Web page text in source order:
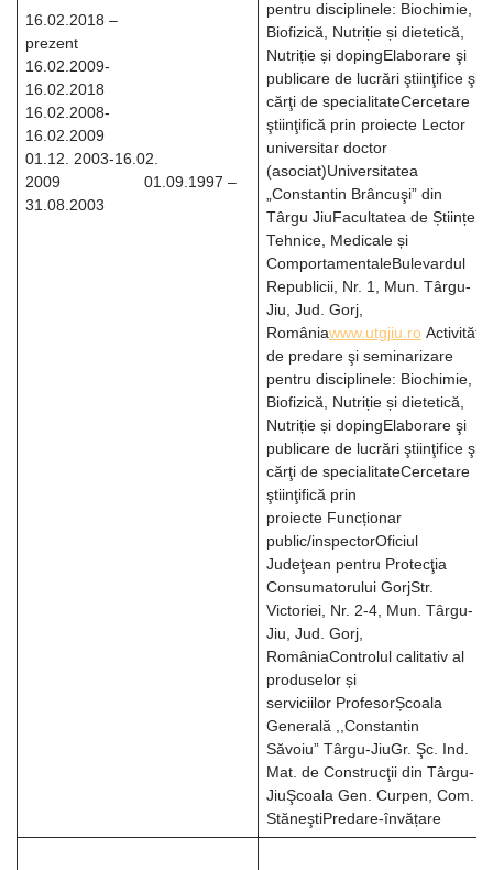
16.02.2018 –
prezent
16.02.2009-
16.02.2018
16.02.2008-
16.02.2009
01.12. 2003-16.02.
2009 01.09.1997 –
31.08.2003
pentru disciplinele: Biochimie,
Biofizică, Nutriție și dietetică,
Nutriție și dopingElaborare şi
publicare de lucrări ştiinţifice şi
cărţi de specialitateCercetare
ştiinţifică prin proiecte Lector
universitar doctor
(asociat)Universitatea
„Constantin Brâncuşi” din
Târgu JiuFacultatea de Științe
Tehnice, Medicale și
ComportamentaleBulevardul
Republicii, Nr. 1, Mun. Târgu-
Jiu, Jud. Gorj,
Româniawww.utgjiu.roActivităţi
de predare şi seminarizare
pentru disciplinele: Biochimie,
Biofizică, Nutriție și dietetică,
Nutriție și dopingElaborare şi
publicare de lucrări ştiinţifice şi
cărţi de specialitateCercetare
ştiinţifică prin
proiecte Funcționar
public/inspectorOficiul
Judeţean pentru Protecţia
Consumatorului GorjStr.
Victoriei, Nr. 2-4, Mun. Târgu-
Jiu, Jud. Gorj,
RomâniaControlul calitativ al
produselor și
serviciilor ProfesorȘcoala
Generală ,,Constantin
Săvoiu” Târgu-JiuGr. Şc. Ind.
Mat. de Construcţii din Târgu-
JiuŞcoala Gen. Curpen, Com.
StăneştiPredare-învățare